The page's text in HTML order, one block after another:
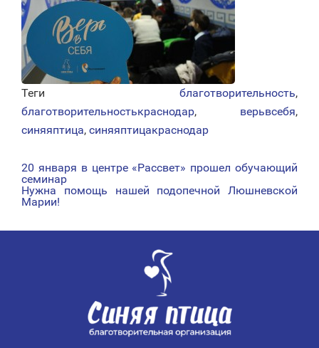
Теги благотворительность,
благотворительностькраснодар, верьвсебя,
синяяптица, синяяптицакраснодар
НАВИГАЦИЯ
ПО
ЗАПИСЯМ
20 января в центре «Рассвет» прошел обучающий
семинар
Нужна помощь нашей подопечной Люшневской
Марии!